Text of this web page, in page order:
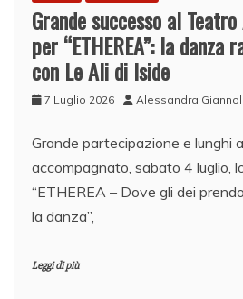
Grande successo al
per “ETHEREA”: la
con Le Ali di Iside
7 Luglio 2026 Alessandra
Grande partecipazione e lunghi
accompagnato, sabato 4 luglio,
“ETHEREA – Dove gli dei
la danza”,
Leggi di più